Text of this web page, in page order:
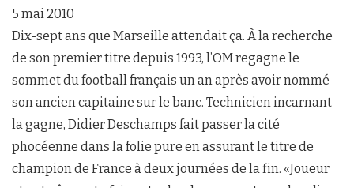
5 mai 2010
Dix-sept ans que Marseille attendait ça. À la recherche
de son premier titre depuis 1993, l’OM regagne le
sommet du football français un an après avoir nommé
son ancien capitaine sur le banc. Technicien incarnant
la gagne, Didier Deschamps fait passer la cité
phocéenne dans la folie pure en assurant le titre de
champion de France à deux journées de la fin. «Joueur